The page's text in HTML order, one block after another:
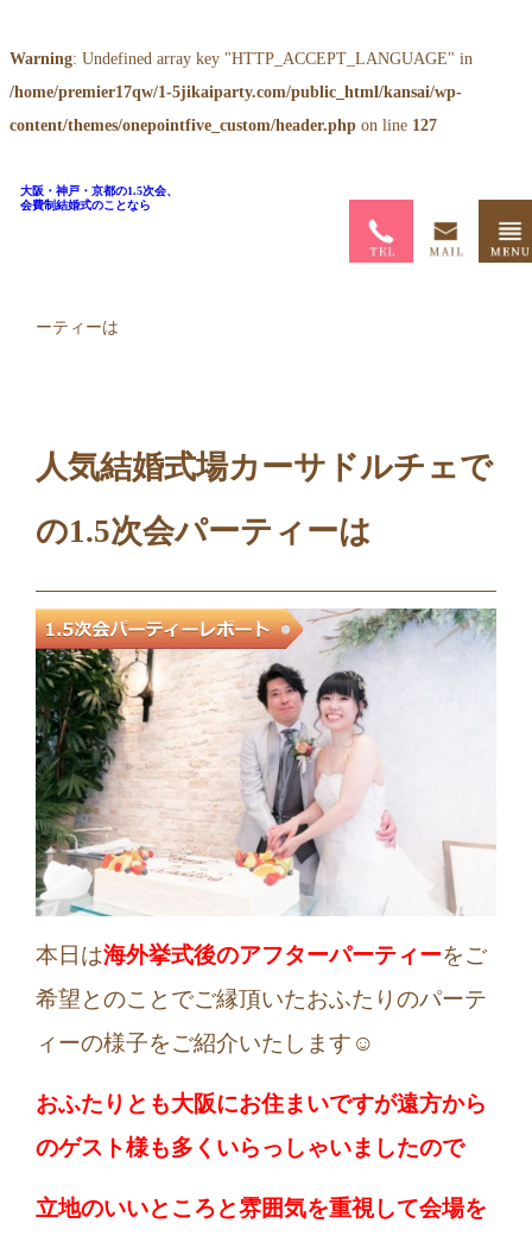
Warning: Undefined array key "HTTP_ACCEPT_LANGUAGE" in
/home/premier17qw/1-5jikaiparty.com/public_html/kansai/wp-
content/themes/onepointfive_custom/header.php on line 127
大阪・神戸・京都の1.5次会、
会費制結婚式のことなら
ーティーは
人気結婚式場カーサドルチェで
の1.5次会パーティーは
本日は海外挙式後のアフターパーティーをご
希望とのことでご縁頂いたおふたりのパーテ
ィーの様子をご紹介いたします☺
おふたりとも大阪にお住まいですが遠方から
のゲスト様も多くいらっしゃいましたので
立地のいいところと雰囲気を重視して会場を